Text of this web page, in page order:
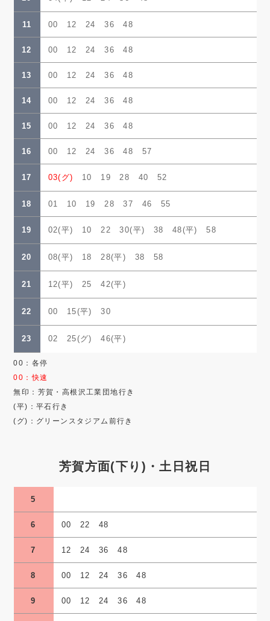
11 00 12 24 36 48
12 00 12 24 36 48
13 00 12 24 36 48
14 00 12 24 36 48
15 00 12 24 36 48
16 00 12 24 36 48 57
17 03(グ) 10 19 28 40 52
18 01 10 19 28 37 46 55
19 02(平) 10 22 30(平) 38 48(平) 58
20 08(平) 18 28(平) 38 58
21 12(平) 25 42(平)
22 00 15(平) 30
23 02 25(グ) 46(平)
00：各停
00：快速
無印：芳賀・高根沢工業団地行き
(平)：平石行き
(グ)：グリーンスタジアム前行き
芳賀方面(下り)・土日祝日
5
6 00 22 48
7 12 24 36 48
8 00 12 24 36 48
9 00 12 24 36 48